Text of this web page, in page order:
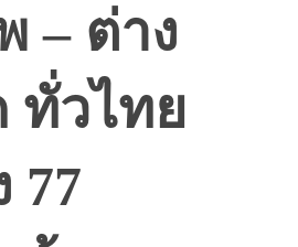
– ต่าง
ทั่วไทย
77